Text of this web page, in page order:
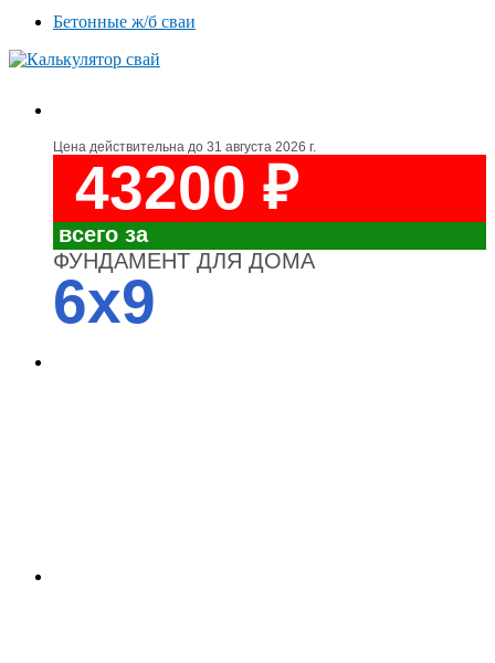
Бетонные ж/б сваи
Цена действительна до 31 августа 2026 г.
43200 ₽
всего за
ФУНДАМЕНТ ДЛЯ ДОМА
6x9